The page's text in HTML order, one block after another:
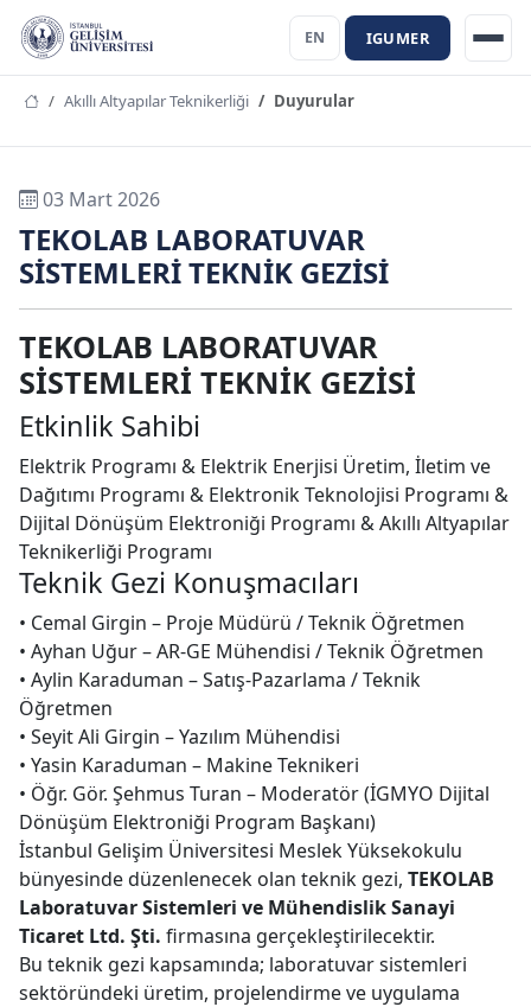
EN IGUMER
Akıllı Altyapılar Teknikerliği Duyurular
03 Mart 2026
TEKOLAB LABORATUVAR
SİSTEMLERİ TEKNİK GEZİSİ
TEKOLAB LABORATUVAR
SİSTEMLERİ TEKNİK GEZİSİ
Etkinlik Sahibi
Elektrik Programı & Elektrik Enerjisi Üretim, İletim ve
Dağıtımı Programı & Elektronik Teknolojisi Programı &
Dijital Dönüşüm Elektroniği Programı & Akıllı Altyapılar
Teknikerliği Programı
Teknik Gezi Konuşmacıları
• Cemal Girgin – Proje Müdürü / Teknik Öğretmen
• Ayhan Uğur – AR-GE Mühendisi / Teknik Öğretmen
• Aylin Karaduman – Satış-Pazarlama / Teknik
Öğretmen
• Seyit Ali Girgin – Yazılım Mühendisi
• Yasin Karaduman – Makine Teknikeri
• Öğr. Gör. Şehmus Turan – Moderatör (İGMYO Dijital
Dönüşüm Elektroniği Program Başkanı)
İstanbul Gelişim Üniversitesi Meslek Yüksekokulu
bünyesinde düzenlenecek olan teknik gezi, TEKOLAB
Laboratuvar Sistemleri ve Mühendislik Sanayi
Ticaret Ltd. Şti. firmasına gerçekleştirilecektir.
Bu teknik gezi kapsamında; laboratuvar sistemleri
sektöründeki üretim, projelendirme ve uygulama